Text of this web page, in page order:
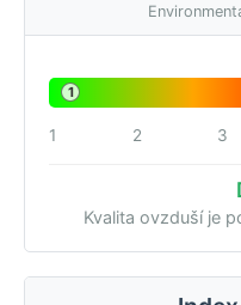
1
1 2 3
Kvalita ovzduší je